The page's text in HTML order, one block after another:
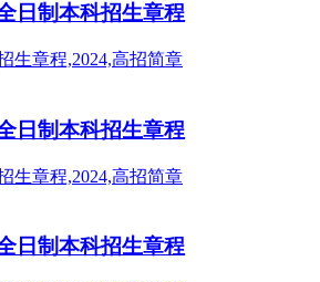
日制本科招生章程
日制本科招生章程
日制本科招生章程